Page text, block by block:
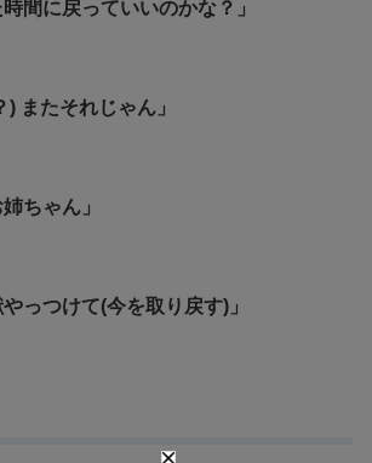
間に戻っていいのかな？」
) またそれじゃん」
ちゃん」
っつけて(今を取り戻す)」